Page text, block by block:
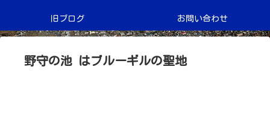
旧ブログ お問い合わせ
野守の池 はブルーギルの聖地